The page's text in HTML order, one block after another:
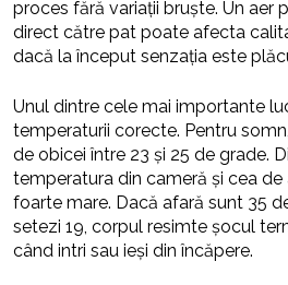
proces fără variații bruște. Un aer
direct către pat poate afecta
dacă la început senzația este
Unul dintre cele mai importante
temperaturii corecte. Pentru
de obicei între 23 și 25 de grade.
temperatura din cameră și cea de
foarte mare. Dacă afară sunt 35
setezi 19, corpul resimte șocul
când intri sau ieși din încăpere.